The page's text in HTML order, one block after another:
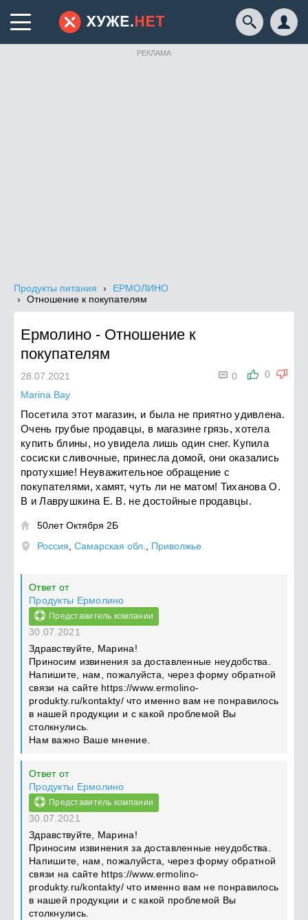
РЕКЛАМА
Продукты питания
ЕРМОЛИНО
Отношение к покупателям
Ермолино - Отношение к
покупателям
0
 0
28.07.2021
Marina Bay
Посетила этот магазин, и была не приятно удивлена.
Очень грубые продавцы, в магазине грязь, хотела
купить блины, но увидела лишь один снег. Купила
сосиски сливочные, принесла домой, они оказались
протухшие! Неуважительное обращение с
покупателями, хамят, чуть ли не матом! Тиханова О.
В и Лаврушкина Е. В. не достойные продавцы.

50лет Октября 2Б
Россия Самарская обл. Приволжье
Ответ от
Продукты Ермолино
Представитель компании
30.07.2021
Здравствуйте, Марина!
Приносим извинения за доставленные неудобства.
Напишите, нам, пожалуйста, через форму обратной
связи на сайте https://www.ermolino-
produkty.ru/kontakty/ что именно вам не понравилось
в нашей продукции и с какой проблемой Вы
столкнулись.
Нам важно Ваше мнение.
Ответ от
Продукты Ермолино
Представитель компании
30.07.2021
Здравствуйте, Марина!
Приносим извинения за доставленные неудобства.
Напишите, нам, пожалуйста, через форму обратной
связи на сайте https://www.ermolino-
produkty.ru/kontakty/ что именно вам не понравилось
в нашей продукции и с какой проблемой Вы
столкнулись.